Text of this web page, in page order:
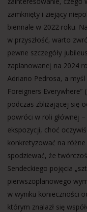
zamknięty i ziejący
biennale w 2022 roku.
w przyszłość, warto
pewne szczegóły
zaplanowanej na 2024
Adriano Pedrosa, a
Foreigners Everywhere”
podczas zbliżającej się
powróci w roli głównej
ekspozycji, choć
konkretyzować na
spodziewać, że
Sendeckiego pojęcia
pierwszoplanowego
w wyniku konieczności
którym znalazł się